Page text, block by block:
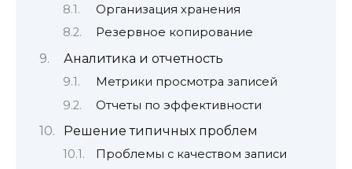
Организация хранения
Резервное копирование
Аналитика и отчетность
Метрики просмотра записей
Отчеты по эффективности
Решение типичных проблем
Проблемы с качеством записи